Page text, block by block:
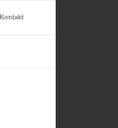
Kontakt